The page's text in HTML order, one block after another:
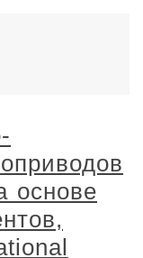
основе